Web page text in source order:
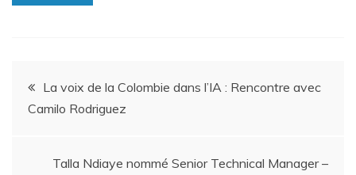
La voix de la Colombie dans l’IA : Rencontre avec
Camilo Rodriguez
Talla Ndiaye nommé Senior Technical Manager –